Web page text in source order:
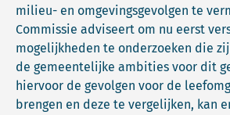
milieu- en omgevingsgevolgen te
Commissie adviseert om nu eerst
mogelijkheden te onderzoeken die
de gemeentelijke ambities voor dit
hiervoor de gevolgen voor de
brengen en deze te vergelijken, kan